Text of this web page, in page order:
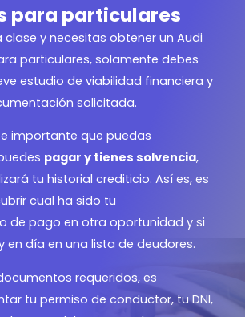
para particulares
clase y necesitas obtener un Audi
particulares, solamente debes
estudio de viabilidad financiera y
solicitada.
importante que puedas
pagar y tienes solvencia,
tu historial crediticio. Así es, es
cual ha sido tu
de pago en otra oportunidad y si
en día en una lista de deudores.
requeridos, es
tu permiso de conductor, tu DNI,